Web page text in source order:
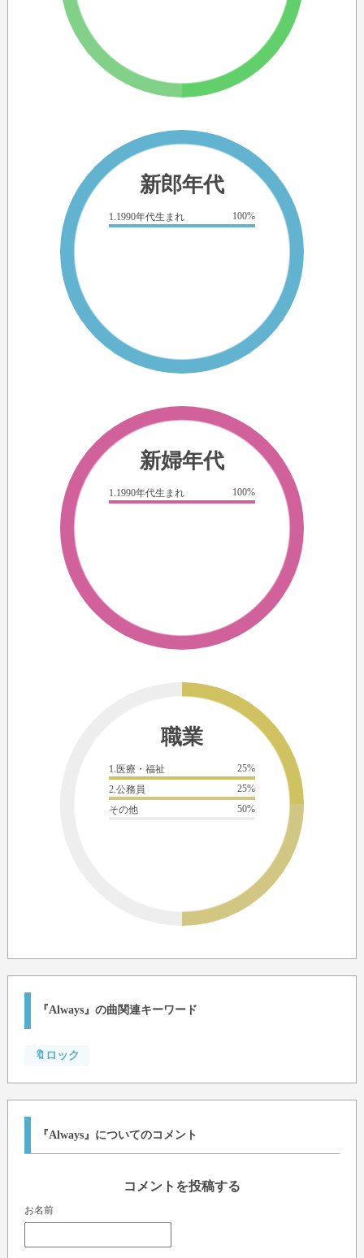
新郎年代
1.1990年代生まれ 100%
新婦年代
1.1990年代生まれ 100%
職業
1.医療・福祉
25%
2.公務員
25%
その他
50%
『Always』の曲関連キーワード
🔖ロック
『Always』についてのコメント
コメントを投稿する
お名前